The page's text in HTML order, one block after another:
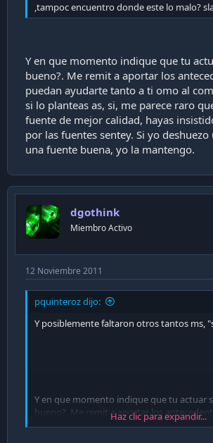
,tampoc encuentro donde este lo malo?
Y en que momento indique que tu
bueno?. Me remit a aportar los
puedan ayudarte tanto a ti omo al
si lo planteas as, si, me parece raro
fuente de mejor calidad, hayas
por las fuentes sentey. Si yo
una fuente buena, yo la mantengo.
dgothink
Miembro Activo
12 Noviembre 2011
pquinteroz dijo:
Y posiblemente faltaron otros tantos ms,
Y en que momento indique que tu actuar
bueno?. Me remit a aportar los
ayudarte tanto a ti omo al comprador.
Haz clic para expandir...